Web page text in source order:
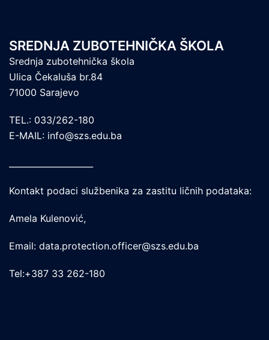
SREDNJA ZUBOTEHNIČKA ŠKOLA
Srednja zubotehnička škola
Ulica Čekaluša br.84
71000 Sarajevo
TEL.: 033/262-180
E-MAIL: info@szs.edu.ba
Kontakt podaci službenika za zastitu ličnih podataka:
Amela Kulenović,
Email: data.protection.officer@szs.edu.ba
Tel:+387 33 262-180